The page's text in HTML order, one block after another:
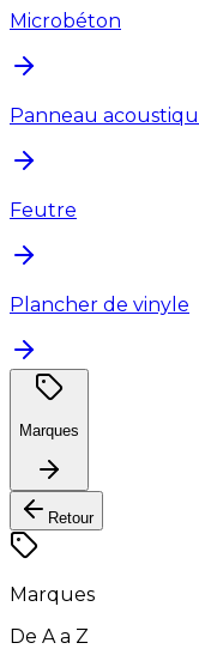
Microbéton
Panneau
Feutre
Plancher de vinyle
Marques
Retour
Marques
De A a Z